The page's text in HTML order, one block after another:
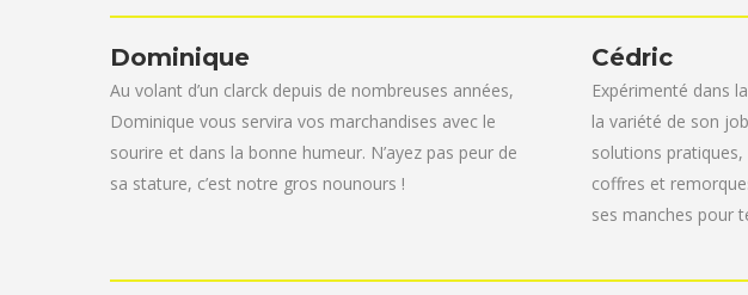
Dominique
Au volant d’un clarck depuis de nombreuses années,
Dominique vous servira vos marchandises avec le
sourire et dans la bonne humeur. N’ayez pas peur de
sa stature, c’est notre gros nounours !
Cédric
Expérimenté dans
la variété de son
solutions
coffres et
ses manches pour